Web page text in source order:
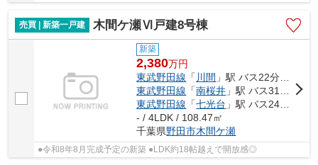
売買 | 新築一戸建 木間ケ瀬Ⅵ戸建8号棟
新築
2,380万円
東武野田線 「 川間 」駅 バス22分 「関宿中央ターミナル」 停歩9分
東武野田線 「南桜井 」駅 バス31分 「立山入口」 停歩4分
東武野田線 「七光台 」駅 バス24分 「下羽貫」 停歩10分
- / 4LDK / 108.47㎡
千葉県野田市木間ケ瀬
●令和8年8月完成予定の新築 ●LDK約18帖越えで開放感◎